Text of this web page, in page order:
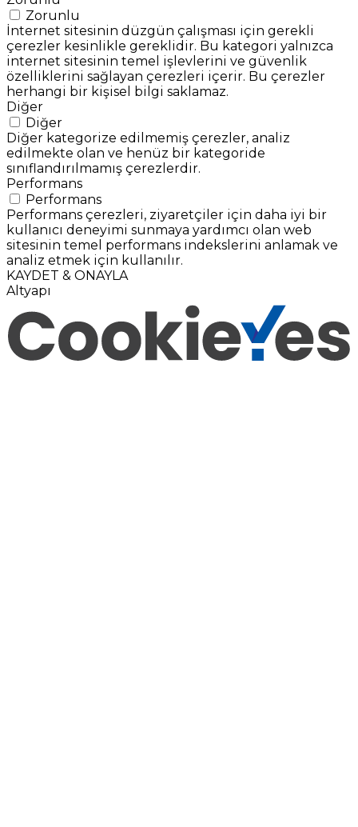
Zorunlu
İnternet sitesinin düzgün çalışması için gerekli
çerezler kesinlikle gereklidir. Bu kategori yalnızca
internet sitesinin temel işlevlerini ve güvenlik
özelliklerini sağlayan çerezleri içerir. Bu çerezler
herhangi bir kişisel bilgi saklamaz.
Diğer
Diğer
Diğer kategorize edilmemiş çerezler, analiz
edilmekte olan ve henüz bir kategoride
sınıflandırılmamış çerezlerdir.
Performans
Performans
Performans çerezleri, ziyaretçiler için daha iyi bir
kullanıcı deneyimi sunmaya yardımcı olan web
sitesinin temel performans indekslerini anlamak ve
analiz etmek için kullanılır.
KAYDET & ONAYLA
Altyapı